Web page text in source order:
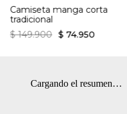
vapor. Planchar con vapor
OTROS: Lavar por el revés.
OTROS: Planchar solo por el
Camiseta manga corta
tradicional
$ 149.900 $ 74.950
Cargando el resumen…